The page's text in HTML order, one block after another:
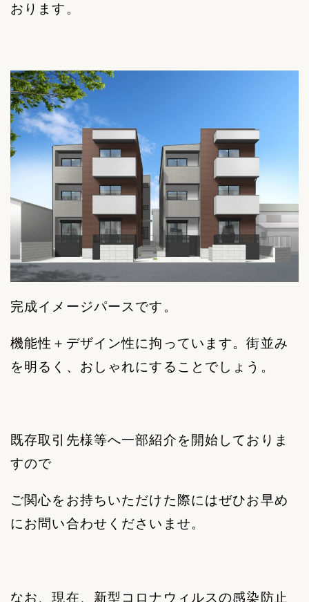
おります。
完成イメージパースです。
機能性＋デザイン性に拘っています。街並み
を明るく、おしゃれにすることでしょう。
既存取引先様等へ一部紹介を開始しておりま
すので
ご関心をお持ちいただけた際にはぜひお早め
にお問い合わせくださいませ。
なお、現在、新型コロナウィルスの感染防止